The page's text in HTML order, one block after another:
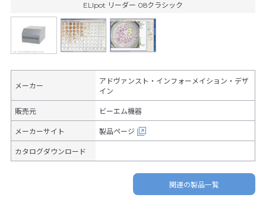
ELIpot リーダー 08クラシック
メーカー
アドヴァンスト・インフォーメイション・デザ
イン
販売元 ビーエム機器
メーカーサイト 製品ページ
カタログダウンロード
関連の製品一覧